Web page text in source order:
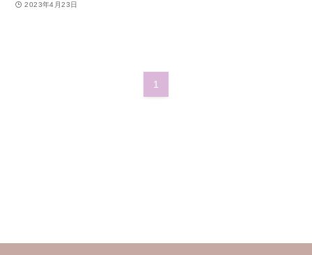
2023年4月23日
1